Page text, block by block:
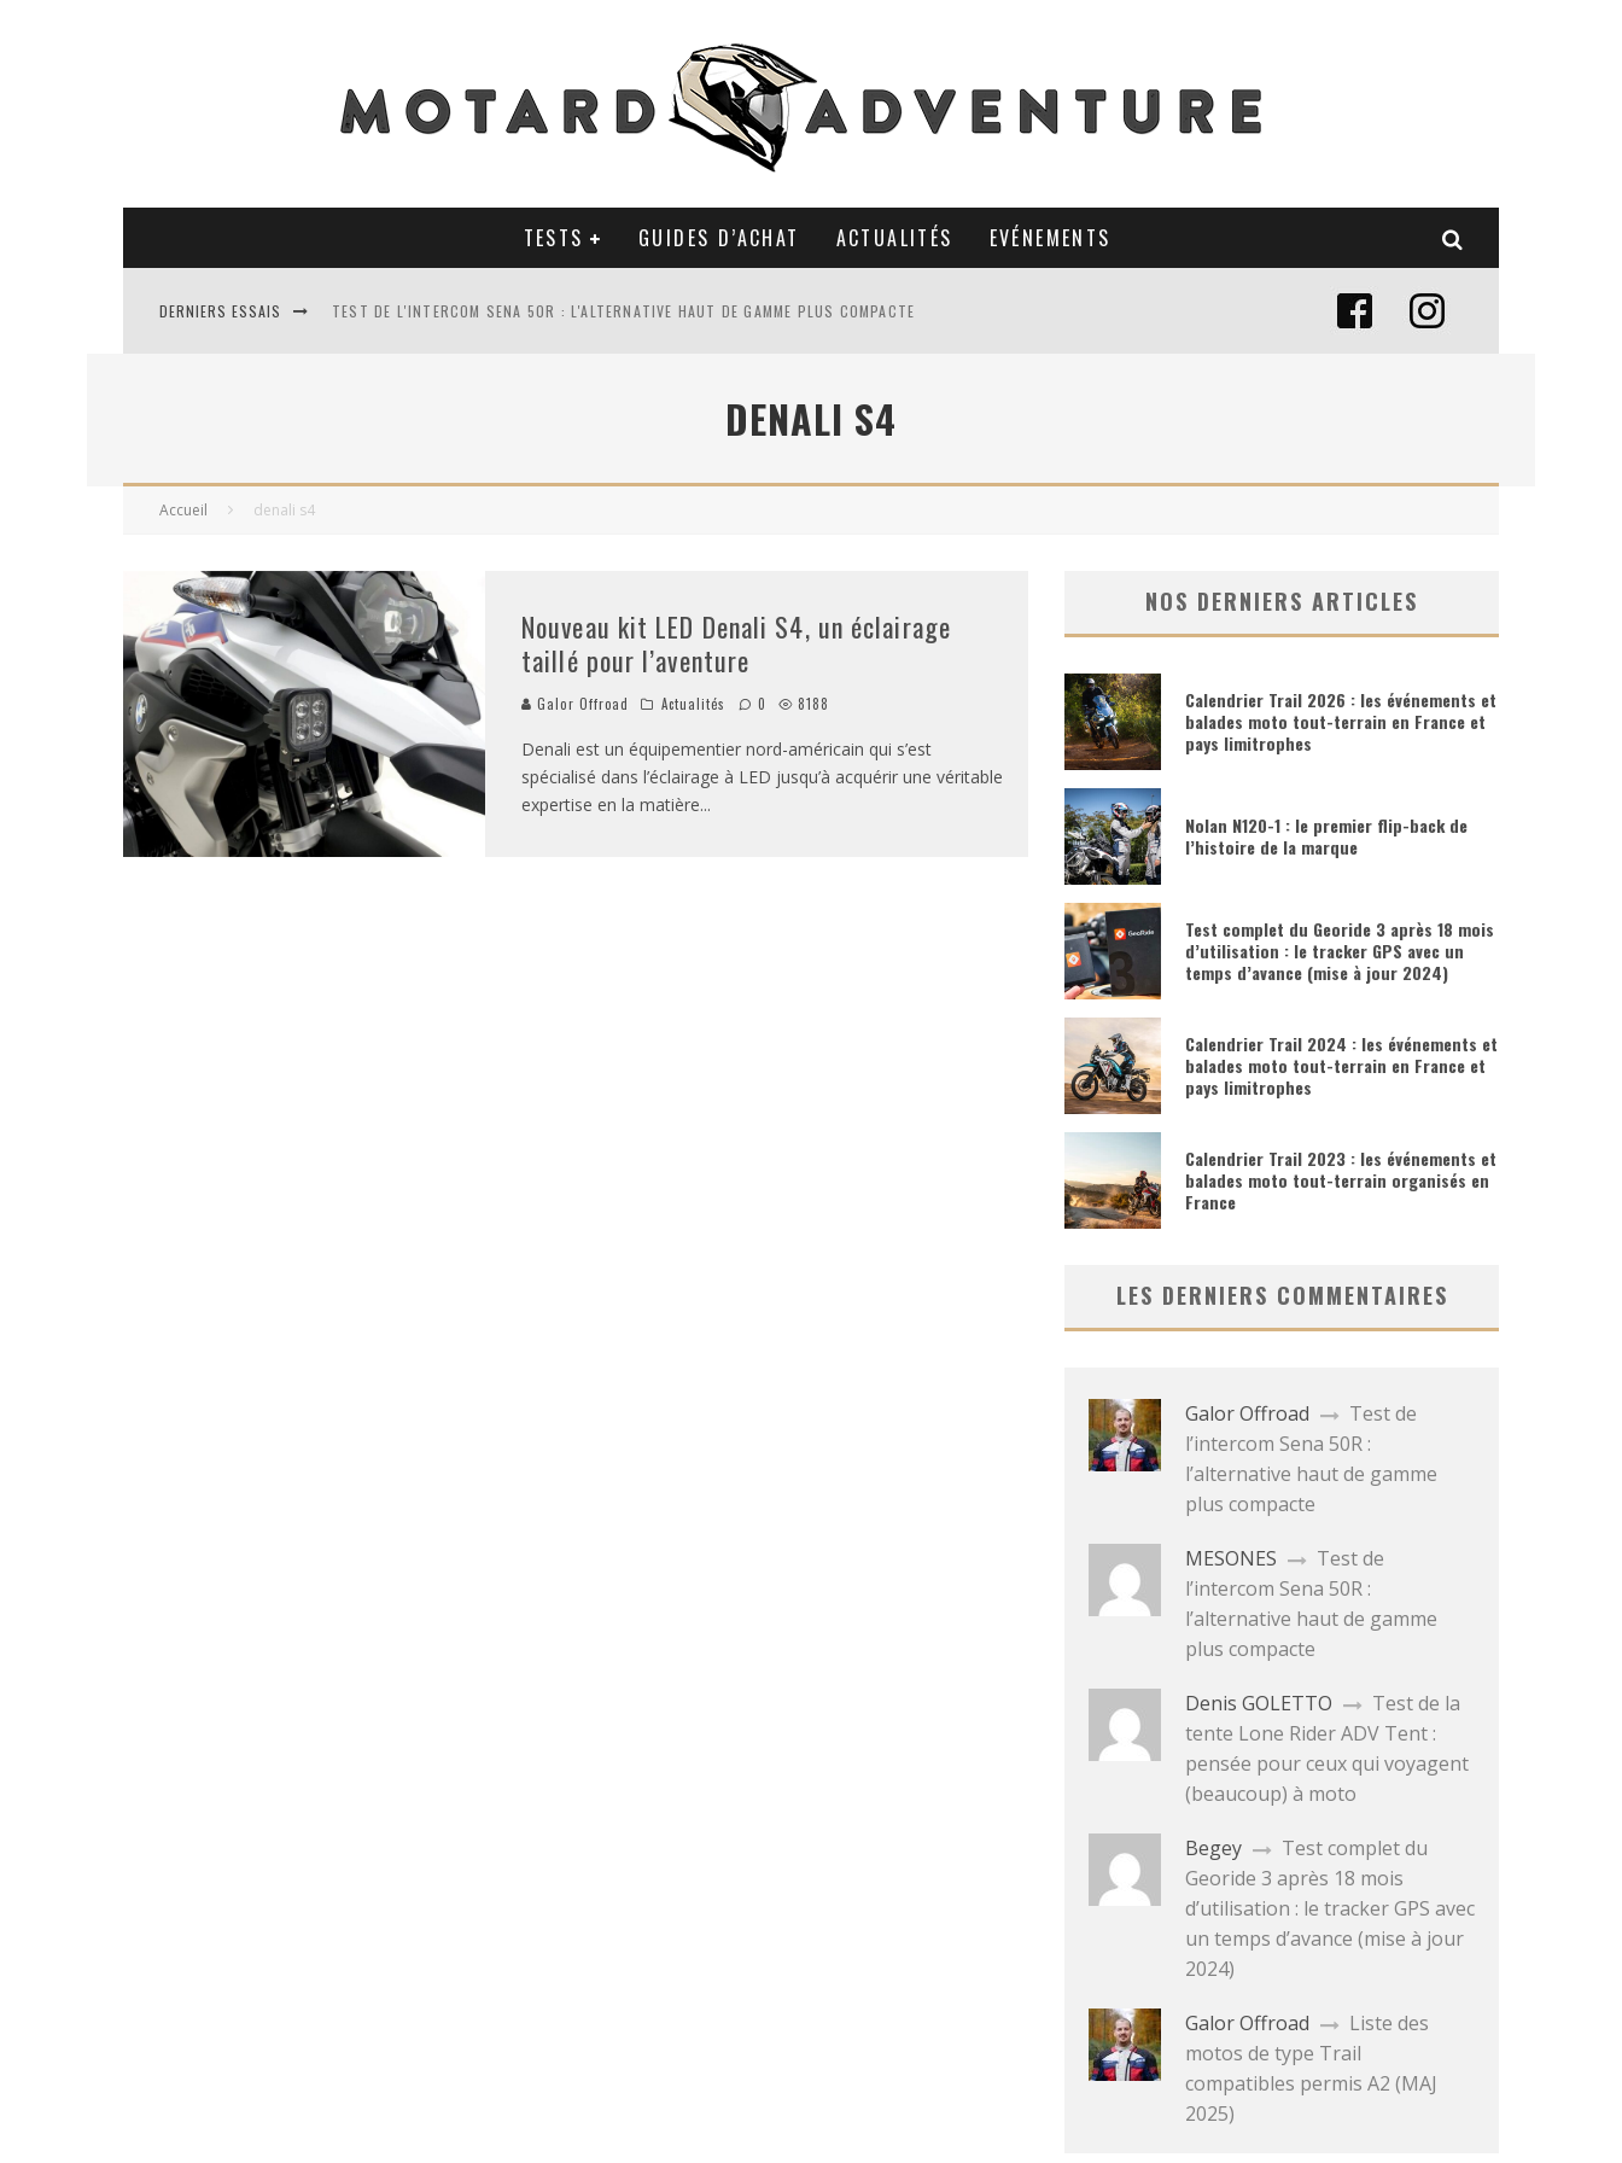
TESTS GUIDES D’ACHAT ACTUALITÉS EVÉNEMENTS
DERNIERS ESSAIS TEST DE L'INTERCOM SENA 50R : L'ALTERNATIVE HAUT DE GAMME PLUS COMPACTE
TEST DES RACER MAVIS 2 : LA POLYVALENCE DE GANTS MI-CUIR MI-SAISON
DENALI S4
Accueil denali s4
Nouveau kit LED Denali S4, un éclairage
taillé pour l’aventure
Galor Offroad Actualités 0 8188
Denali est un équipementier nord-américain qui s’est
spécialisé dans l’éclairage à LED jusqu’à acquérir une véritable
expertise en la matière...
NOS DERNIERS ARTICLES
Calendrier Trail 2026 : les événements et
balades moto tout-terrain en France et
pays limitrophes
Nolan N120-1 : le premier flip-back de
l’histoire de la marque
Test complet du Georide 3 après 18 mois
d’utilisation : le tracker GPS avec un
temps d’avance (mise à jour 2024)
Calendrier Trail 2024 : les événements et
balades moto tout-terrain en France et
pays limitrophes
Calendrier Trail 2023 : les événements et
balades moto tout-terrain organisés en
France
LES DERNIERS COMMENTAIRES
Galor Offroad
Test de
l’intercom Sena 50R :
l’alternative haut de gamme
plus compacte
MESONES
Test de
l’intercom Sena 50R :
l’alternative haut de gamme
plus compacte
Denis GOLETTO
Test de la
tente Lone Rider ADV Tent :
pensée pour ceux qui voyagent
(beaucoup) à moto
Begey
Test complet du
Georide 3 après 18 mois
d’utilisation : le tracker GPS avec
un temps d’avance (mise à jour
2024)
Galor Offroad
Liste des
motos de type Trail
compatibles permis A2 (MAJ
2025)